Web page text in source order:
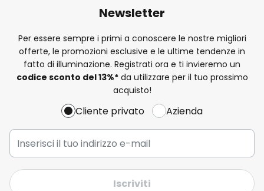
Newsletter
Per essere sempre i primi a conoscere le nostre migliori
offerte, le promozioni esclusive e le ultime tendenze in
fatto di illuminazione. Registrati ora e ti invieremo un
codice sconto del13%*da utilizzare per il tuo prossimo
acquisto!
Cliente privato Azienda
Iscriviti